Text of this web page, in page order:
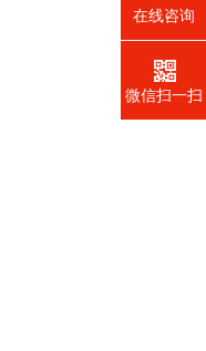
在线咨询
微信扫一扫